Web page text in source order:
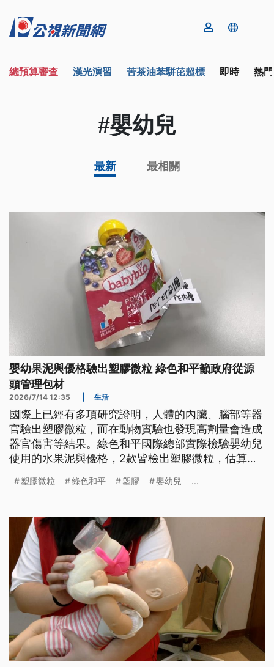
總預算審查 漢光演習 苦茶油苯駢芘超標 即時 熱
#嬰幼兒
最新 最相關
嬰幼果泥與優格驗出塑膠微粒 綠色和平籲政府從源
頭管理包材
2026/7/14 12:35 生活
國際上已經有多項研究證明，人體的內臟、腦部等器
官驗出塑膠微粒，而在動物實驗也發現高劑量會造成
器官傷害等結果。綠色和平國際總部實際檢驗嬰幼兒
使用的水果泥與優格，2款皆檢出塑膠微粒，估算有
大，毒物科醫師建議採預防風險，減少一次性產品的
塑膠微粒 綠色和平 塑膠 嬰幼兒 ...